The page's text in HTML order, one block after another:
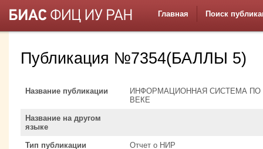
Главная Поиск
Публикация №7354(БАЛЛЫ 5)
Название публикации
ИНФОРМАЦИОННАЯ СИСТЕМА ПО
ВЕКЕ
Название на другом
языке
Тип публикации Отчет о НИР